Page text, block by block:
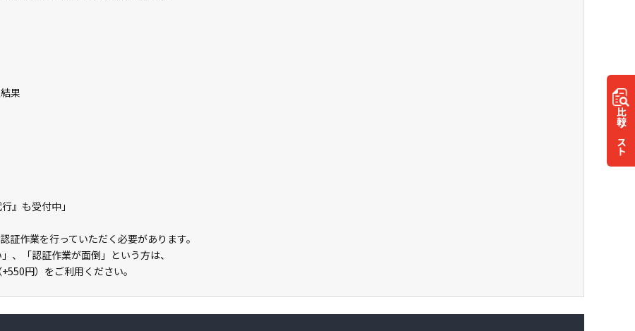
比較
リスト
果
』も受付中」
作業を行っていただく必要があります。
、「認証作業が面倒」という方は、
円）をご利用ください。